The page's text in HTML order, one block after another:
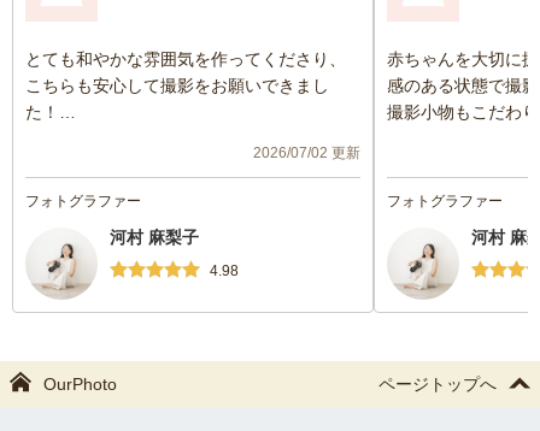
とても和やかな雰囲気を作ってくださり、
こちらも安心して撮影をお願いできまし
た！
写真もとても満足で、家族みんな喜んでく
2026/07/02 更新
フォトグラファー
河村 麻梨子
4.98
赤ちゃんを大切に
感のある状態で撮
撮影小物もこだわ
なものでした。
フォトグラファー
河村 麻
OurPhoto ページトップへ